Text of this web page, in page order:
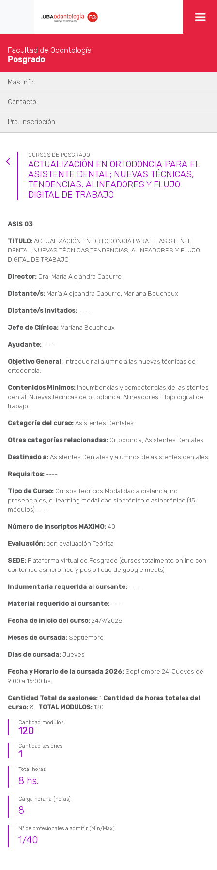
Facultad de Odontología
Posgrado
Más Info
Contacto
Pre-Inscripción
CURSOS DE POSGRADO
ACTUALIZACIÓN EN ORTODONCIA PARA EL
ASISTENTE DENTAL; NUEVAS TÉCNICAS,
TENDENCIAS, ALINEADORES Y FLUJO
DIGITAL DE TRABAJO
ASIS 03
TITULO: ACTUALIZACIÓN EN ORTODONCIA PARA EL ASISTENTE
DENTAL; NUEVAS TÉCNICAS,TENDENCIAS, ALINEADORES Y FLUJO
DIGITAL DE TRABAJO
Director: Dra. María Alejandra Capurro
Dictante/s: María Alejdandra Capurro, Mariana Bouchoux
Dictante/s Invitados: ----
Jefe de Clínica: Mariana Bouchoux
Ayudante: ----
Objetivo General: Introducir al alumno a las nuevas técnicas de
ortodoncia.
Contenidos Mínimos: Incumbencias y competencias del asistentes
dental. Nuevas técnicas de ortodoncia. Alineadores. Flojo digital de
trabajo.
Categoría del curso: Asistentes Dentales
Otras categorías relacionadas: Ortodoncia, Asistentes Dentales
Destinado a: Asistentes Dentales y alumnos de asistentes dentales
Requisitos: ----
Tipo de Curso: Cursos Teóricos Modalidad a distancia, no
presenciales, e-learning modalidad sincrónico o asincrónico (15
módulos) ----
Número de Inscriptos MAXIMO: 40
Evaluación: con evaluación Teórica
SEDE: Plataforma virtual de Posgrado (cursos totalmente online con
contenido asincronico y posibilidad de google meets)
Indumentaria requerida al cursante: ----
Material requerido al cursante: ----
Fecha de inicio del curso: 24/9/2026
Meses de cursada: Septiembre
Días de cursada: Jueves
Fecha y Horario de la cursada 2026: Septiembre 24. Jueves de
9:00 a 15:00 hs.
Cantidad Total de sesiones: 1 Cantidad de horas totales del
curso: 8 TOTAL MODULOS: 120
Cantidad modulos
120
Cantidad sesiones
1
Total horas
8 hs.
Carga horaria (horas)
8
Nº de profesionales a admitir (Min/Max)
1/40